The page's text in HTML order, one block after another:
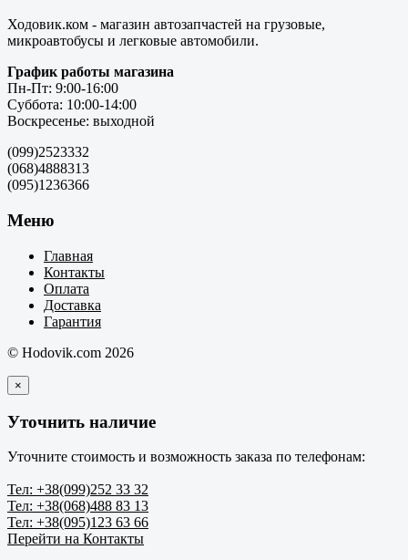
Ходовик.ком - магазин автозапчастей на грузовые,
микроавтобусы и легковые автомобили.
График работы магазина
Пн-Пт: 9:00-16:00
Суббота: 10:00-14:00
Воскресенье: выходной
(099)2523332
(068)4888313
(095)1236366
Меню
Главная
Контакты
Оплата
Доставка
Гарантия
© Hodovik.com 2026
×
Уточнить наличие
Уточните стоимость и возможность заказа по телефонам:
Тел: +38(099)252 33 32
Тел: +38(068)488 83 13
Тел: +38(095)123 63 66
Перейти на Контакты